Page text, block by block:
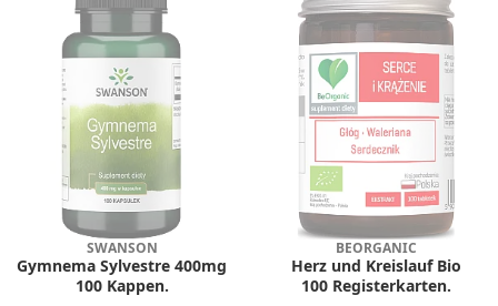
SWANSON
Gymnema Sylvestre 400mg
100 Kappen.
BEORGANIC
Herz und Kreislauf Bio
100 Registerkarten.